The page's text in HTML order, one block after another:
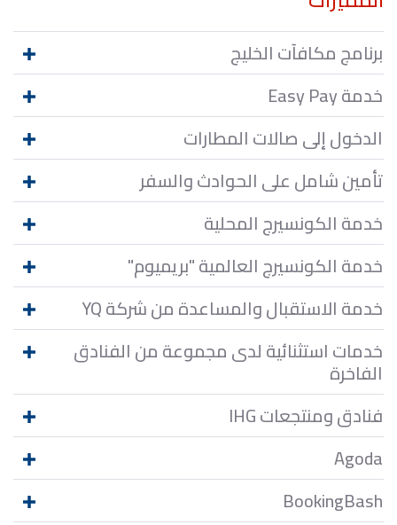
برنامج مكافآت الخليج
خدمة Easy Pay
الدخول إلى صالات المطارات
تأمين شامل على الحوادث والسفر
خدمة الكونسيرج المحلية
خدمة الكونسيرج العالمية "بريميوم"
خدمة الاستقبال والمساعدة من شركة YQ
خدمات استثنائية لدى مجموعة من الفنادق
الفاخرة
فنادق ومنتجعات IHG
Agoda
BookingBash